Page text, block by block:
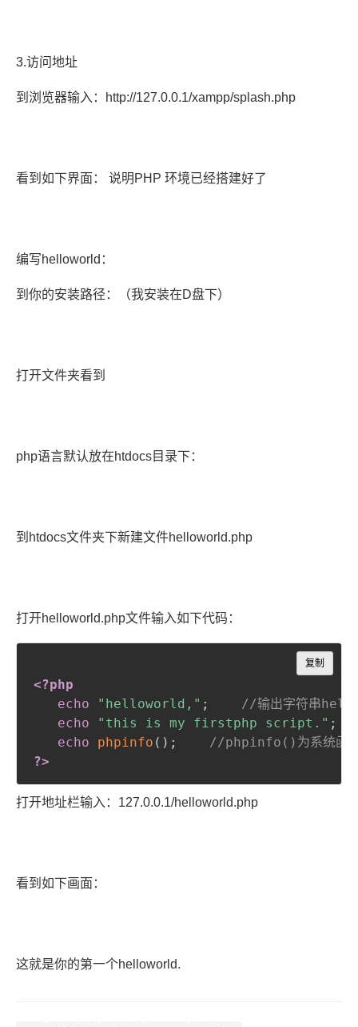
3.访问地址
到浏览器输入：http://127.0.0.1/xampp/splash.php
看到如下界面： 说明PHP 环境已经搭建好了
编写helloworld：
到你的安装路径：（我安装在D盘下）
打开文件夹看到
php语言默认放在htdocs目录下：
到htdocs文件夹下新建文件helloworld.php
打开helloworld.php文件输入如下代码：
<?php
echo
"helloworld," ;
//输出字符串
echo
"this is my firstphp script." ;
echo
phpinfo ( ) ;
//phpinfo()为系统函
?>
复制
Copy
打开地址栏输入：127.0.0.1/helloworld.php
看到如下画面：
这就是你的第一个helloworld.